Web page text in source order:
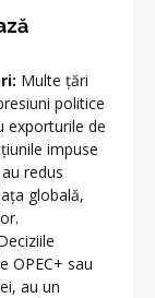
Multe țări
politice
exporturile de
impuse
redus
globală,
OPEC+ sau
au un